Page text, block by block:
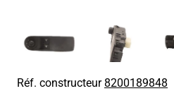
Réf. constructeur8200189848